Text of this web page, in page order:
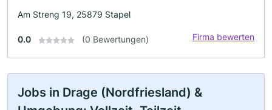
Am Streng 19, 25879 Stapel
0.0 (0 Bewertungen) Firma bewerten
Jobs in Drage (Nordfriesland) &